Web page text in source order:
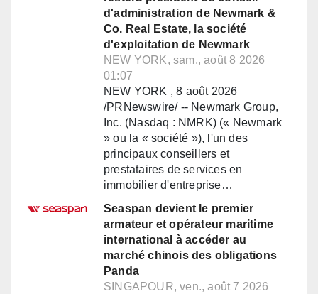
d'administration de Newmark &
Co. Real Estate, la société
d'exploitation de Newmark
NEW YORK, sam., août 8 2026
01:07
NEW YORK , 8 août 2026
/PRNewswire/ -- Newmark Group,
Inc. (Nasdaq : NMRK) (« Newmark
» ou la « société »), l'un des
principaux conseillers et
prestataires de services en
immobilier d'entreprise…
Seaspan devient le premier
armateur et opérateur maritime
international à accéder au
marché chinois des obligations
Panda
SINGAPOUR, ven., août 7 2026